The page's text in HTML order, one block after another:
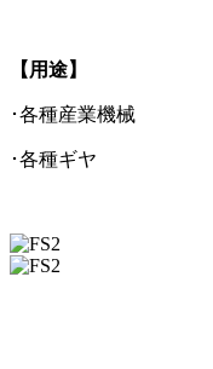
【用途】
･各種産業機械
･各種ギヤ